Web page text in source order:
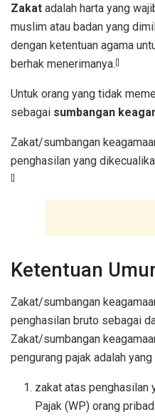
Zakat adalah harta yang
muslim atau badan yang
dengan ketentuan agama
berhak menerimanya.
Untuk orang yang tidak
sebagai sumbangan
Zakat/sumbangan
penghasilan yang
Ketentuan
Zakat/sumbangan
penghasilan bruto sebagai
Zakat/sumbangan
pengurang pajak adalah
zakat atas penghasilan
Pajak (WP) orang